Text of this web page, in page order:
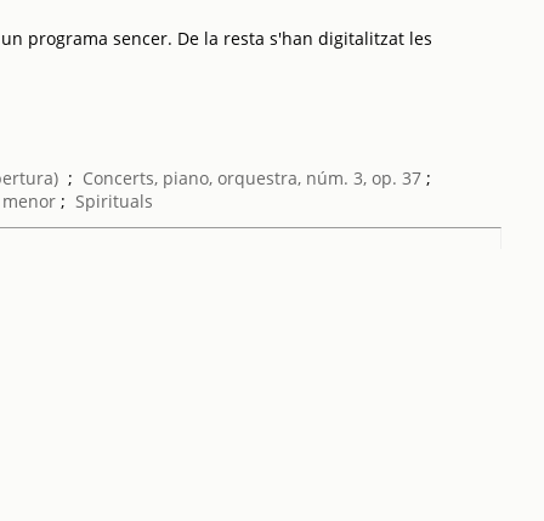
programa sencer. De la resta s'han digitalitzat les
; Concerts, piano, orquestra, núm. 3, op. 37;
; Spirituals